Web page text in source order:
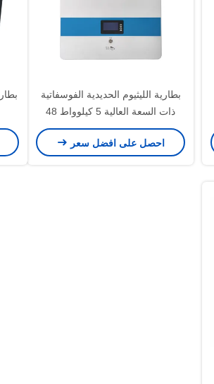
بطارية الليثيوم الحديدية الفوسفاتية
ذات السعة العالية 5 كيلوواط 48
فولت 100 أيه إيه إيه
احصل على افضل سعر